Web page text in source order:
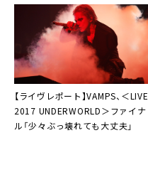
【ライヴレポート】VAMPS、＜LIVE
2017 UNDERWORLD＞ファイナ
ル「少々ぶっ壊れても大丈夫」